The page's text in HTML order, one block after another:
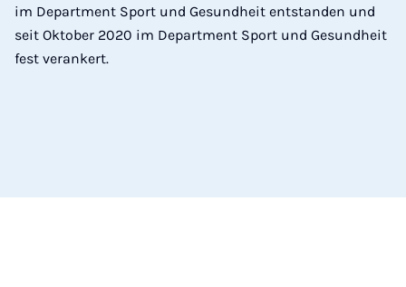
im Department Sport und Gesundheit entstanden und
seit Oktober 2020 im Department Sport und Gesundheit
fest verankert.